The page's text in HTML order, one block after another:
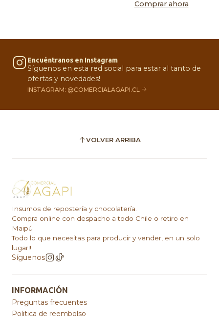
Comprar ahora
Encuéntranos en Instagram
Síguenos en esta red social para estar al tanto de
ofertas y novedades!
INSTAGRAM: @COMERCIALAGAPI.CL
VOLVER ARRIBA
Insumos de repostería y chocolatería.
Compra online con despacho a todo Chile o retiro en
Maipú
Todo lo que necesitas para producir y vender, en un solo
lugar!!
Síguenos
INFORMACIÓN
Preguntas frecuentes
Politica de reembolso